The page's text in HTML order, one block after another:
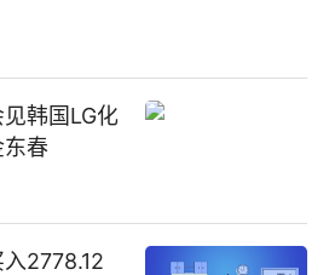
韩国LG化
春
2778.12